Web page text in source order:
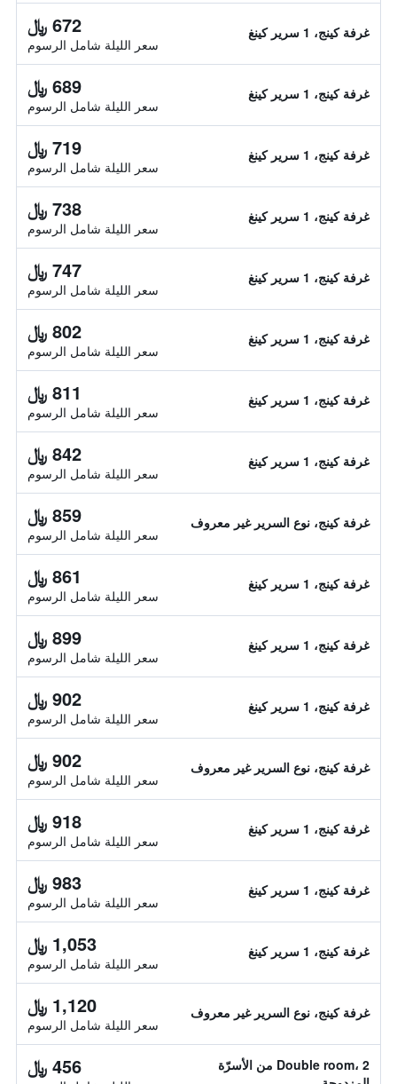
غرفة كينج، 1 سرير كينغ 672 ﷼
سعر الليلة شامل الرسوم
غرفة كينج، 1 سرير كينغ 689 ﷼
سعر الليلة شامل الرسوم
غرفة كينج، 1 سرير كينغ 719 ﷼
سعر الليلة شامل الرسوم
غرفة كينج، 1 سرير كينغ 738 ﷼
سعر الليلة شامل الرسوم
غرفة كينج، 1 سرير كينغ 747 ﷼
سعر الليلة شامل الرسوم
غرفة كينج، 1 سرير كينغ 802 ﷼
سعر الليلة شامل الرسوم
غرفة كينج، 1 سرير كينغ 811 ﷼
سعر الليلة شامل الرسوم
غرفة كينج، 1 سرير كينغ 842 ﷼
سعر الليلة شامل الرسوم
غرفة كينج، نوع السرير غير معروف 859 ﷼
سعر الليلة شامل الرسوم
غرفة كينج، 1 سرير كينغ 861 ﷼
سعر الليلة شامل الرسوم
غرفة كينج، 1 سرير كينغ 899 ﷼
سعر الليلة شامل الرسوم
غرفة كينج، 1 سرير كينغ 902 ﷼
سعر الليلة شامل الرسوم
غرفة كينج، نوع السرير غير معروف 902 ﷼
سعر الليلة شامل الرسوم
غرفة كينج، 1 سرير كينغ 918 ﷼
سعر الليلة شامل الرسوم
غرفة كينج، 1 سرير كينغ 983 ﷼
سعر الليلة شامل الرسوم
غرفة كينج، 1 سرير كينغ 1,053 ﷼
سعر الليلة شامل الرسوم
غرفة كينج، نوع السرير غير معروف 1,120 ﷼
سعر الليلة شامل الرسوم
Double room، 2 من الأسرّة
456 ﷼